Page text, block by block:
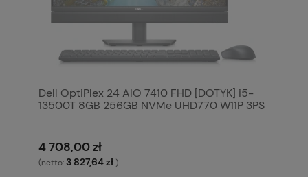
Dell OptiPlex 24 AIO 7410 FHD [DOTYK] i5-
13500T 8GB 256GB NVMe UHD770 W11P 3PS
4 708,00 zł
(netto:3 827,64 zł )